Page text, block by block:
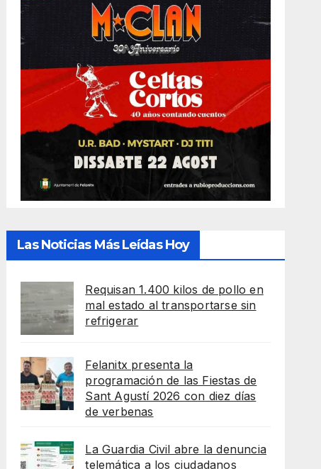
Las Noticias Más Leídas Hoy
Requisan 1.400 kilos de pollo en
mal estado al transportarse sin
refrigerar
Felanitx presenta la
programación de las Fiestas de
Sant Agustí 2026 con diez días
de verbenas
La Guardia Civil abre la denuncia
telemática a los ciudadanos